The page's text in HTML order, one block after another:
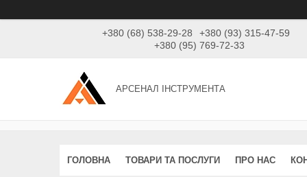
+380 (68) 538-29-28
+380 (93) 315-47-59
+380 (95) 769-72-33
АРСЕНАЛ ІНСТРУМЕНТА
ГОЛОВНА ТОВАРИ ТА ПОСЛУГИ ПРО НАС